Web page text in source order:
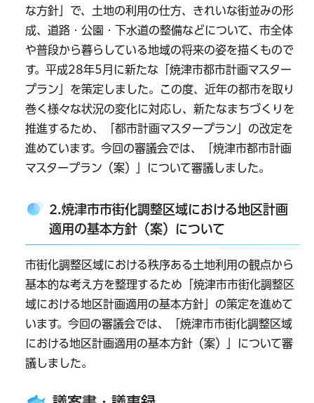
な方針」で、土地の利用の仕方、きれいな街並みの形
成、道路・公園・下水道の整備などについて、市全体
や普段から暮らしている地域の将来の姿を描くもので
す。平成28年5月に新たな「焼津市都市計画マスター
プラン」を策定しました。この度、近年の都市を取り
巻く様々な状況の変化に対応し、新たなまちづくりを
推進するため、「都市計画マスタープラン」の改定を
進めています。今回の審議会では、「焼津市都市計画
マスタープラン（案）」について審議しました。
2.焼津市市街化調整区域における地区計画
適用の基本方針（案）について
市街化調整区域における秩序ある土地利用の観点から
基本的な考え方を整理するため「焼津市市街化調整区
域における地区計画適用の基本方針」の策定を進めて
います。今回の審議会では、「焼津市市街化調整区域
における地区計画適用の基本方針（案）」について審
議しました。